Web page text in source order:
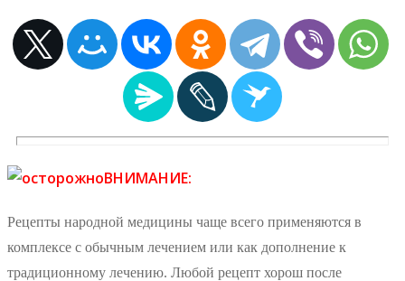
ВНИМАНИЕ:
Рецепты народной медицины чаще всего применяются в
комплексе с обычным лечением или как дополнение к
традиционному лечению. Любой рецепт хорош после